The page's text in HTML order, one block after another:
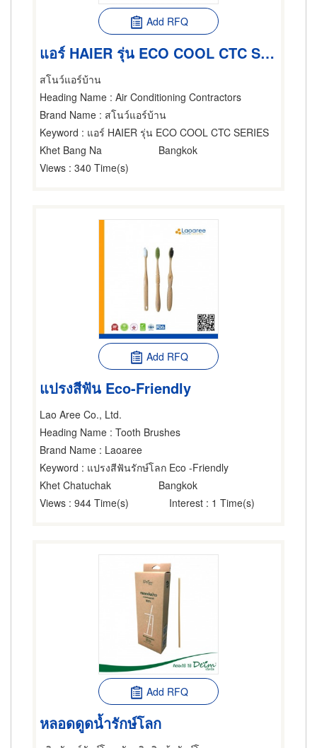
Add RFQ
แอร์ HAIER รุ่น ECO COOL CTC SERIES
สโนว์แอร์บ้าน
Heading Name : Air Conditioning Contractors
Brand Name : สโนว์แอร์บ้าน
Keyword : แอร์ HAIER รุ่น ECO COOL CTC SERIES
Khet Bang Na
Bangkok
Views : 340 Time(s)
Add RFQ
แปรงสีฟัน Eco-Friendly
Lao Aree Co., Ltd.
Heading Name : Tooth Brushes
Brand Name : Laoaree
Keyword : แปรงสีฟันรักษ์โลก Eco -Friendly
Khet Chatuchak
Bangkok
Views : 944 Time(s) Interest : 1 Time(s)
Add RFQ
หลอดดูดน้ำรักษ์โลก